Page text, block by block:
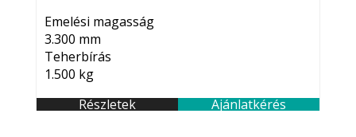
Emelési magasság
3.300 mm
Teherbírás
1.500 kg
Részletek
Ajánlatkérés